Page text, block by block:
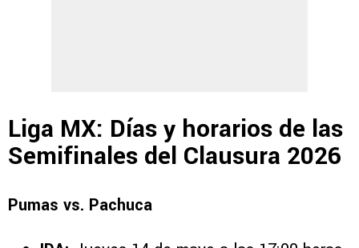
Liga MX: Días y horarios de las
Semifinales del Clausura 2026
Pumas vs. Pachuca